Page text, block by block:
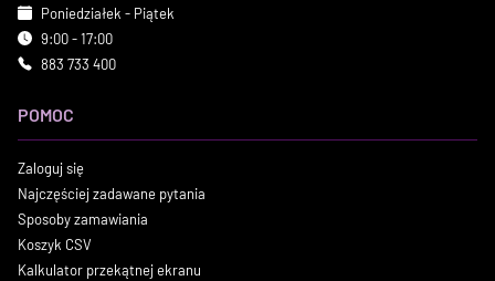
Poniedziałek - Piątek
9:00 - 17:00
883 733 400
POMOC
Zaloguj się
Najczęściej zadawane pytania
Sposoby zamawiania
Koszyk CSV
Kalkulator przekątnej ekranu